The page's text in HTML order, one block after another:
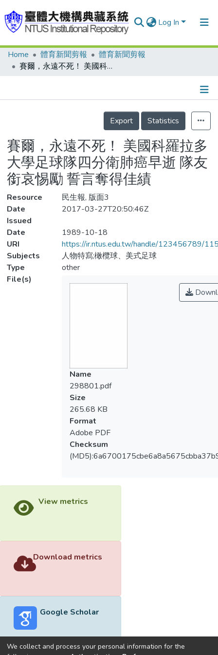
Log In
Communities & Collections
Statistics
Home 體育新聞剪報
體育新聞剪報
賽爾，永遠不死！ 美國科羅拉多大學足球隊四分衛肺癌早逝 隊友銜哀惕勵 誓言奪得佳績
Details
Export
Statistics
賽爾，永遠不死！ 美國科羅拉多
大學足球隊四分衛肺癌早逝 隊友
銜哀惕勵 誓言奪得佳績
Resource
民生報, 版面3
Date
Issued
2017-03-27T20:50:46Z
Date
1989-10-18
URI
https://ir.ntus.edu.tw/handle/123456789/
Subjects
人物特寫;橄欖球、美式足球
Type
other
File(s)
Name
298801.pdf
Size
265.68 KB
Format
Adobe PDF
Checksum
View metrics
Download metrics
Google Scholar
We collect and process your personal information for the